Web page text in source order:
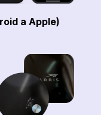
a Apple)